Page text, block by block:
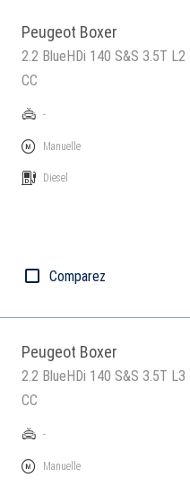
Peugeot Boxer
2.2 BlueHDi 140 S&S 3.5T L2
CC
-
Manuelle
Diesel
Comparez
Peugeot Boxer
2.2 BlueHDi 140 S&S 3.5T L3
CC
-
Manuelle